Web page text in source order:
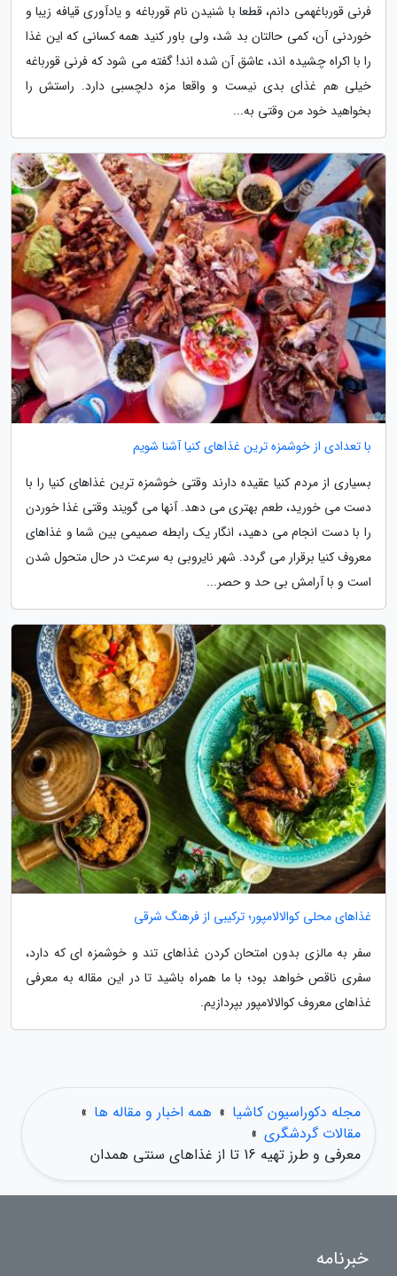
فرنی قورباغهمی دانم، قطعا با شنیدن نام قورباغه و یادآوری قیافه زیبا و
خوردنی آن، کمی حالتان بد شد، ولی باور کنید همه کسانی که این غذا
را با اکراه چشیده اند، عاشق آن شده اند! گفته می شود که فرنی قورباغه
خیلی هم غذای بدی نیست و واقعا مزه دلچسبی دارد. راستش را
بخواهید خود من وقتی به...
با تعدادی از خوشمزه ترین غذاهای کنیا آشنا شویم
بسیاری از مردم کنیا عقیده دارند وقتی خوشمزه ترین غذاهای کنیا را با
دست می خورید، طعم بهتری می دهد. آنها می گویند وقتی غذا خوردن
را با دست انجام می دهید، انگار یک رابطه صمیمی بین شما و غذاهای
معروف کنیا برقرار می گردد. شهر نایروبی به سرعت در حال متحول شدن
است و با آرامش بی حد و حصر...
غذاهای محلی کوالالامپور؛ ترکیبی از فرهنگ شرقی
سفر به مالزی بدون امتحان کردن غذاهای تند و خوشمزه ای که دارد،
سفری ناقص خواهد بود؛ با ما همراه باشید تا در این مقاله به معرفی
غذاهای معروف کوالالامپور بپردازیم.
مجله دکوراسیون کاشیا » همه اخبار و مقاله ها »
مقالات گردشگری »
معرفی و طرز تهیه 16 تا از غذاهای سنتی همدان
خبرنامه